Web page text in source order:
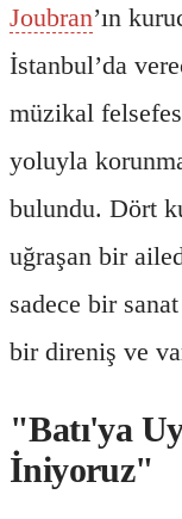
Joubran’ın
İstanbul’da
müzikal
yoluyla
bulundu. Dört
uğraşan bir
sadece bir
bir direniş ve
"Batı'ya
İniyoruz"